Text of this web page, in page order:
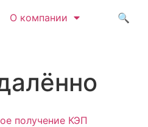
О компании 🔍
получение КЭП